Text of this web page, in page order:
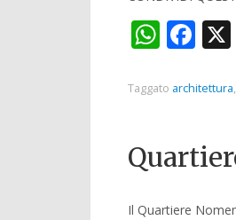
Taggato architettura,
Il Quartiere